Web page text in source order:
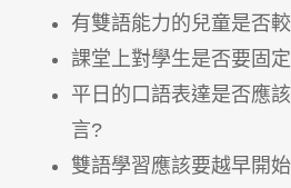
有雙語能力的兒童是否
課堂上對學生是否要固
平日的口語表達是否應
言?
雙語學習應該要越早開